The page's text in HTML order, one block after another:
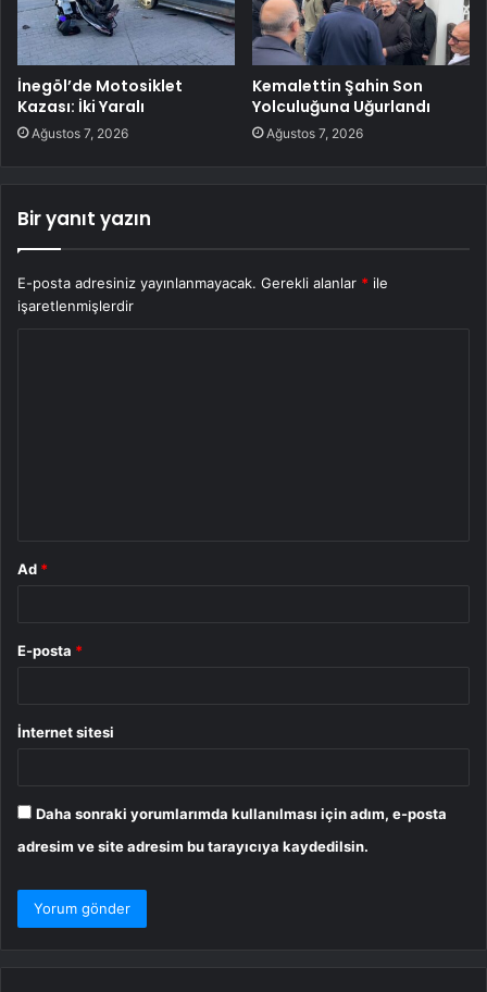
İnegöl’de Motosiklet
Kazası: İki Yaralı
Ağustos 7, 2026
Kemalettin Şahin Son
Yolculuğuna Uğurlandı
Ağustos 7, 2026
Bir yanıt yazın
E-posta adresiniz yayınlanmayacak. Gerekli alanlar * ile
işaretlenmişlerdir
Ad *
E-posta *
İnternet sitesi
Daha sonraki yorumlarımda kullanılması için adım, e-posta
adresim ve site adresim bu tarayıcıya kaydedilsin.